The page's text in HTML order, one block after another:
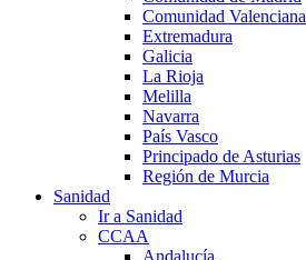
Comunidad Valenciana
Extremadura
Galicia
La Rioja
Melilla
Navarra
País Vasco
Principado de Asturias
Región de Murcia
Sanidad
Ir a Sanidad
CCAA
Andalucía